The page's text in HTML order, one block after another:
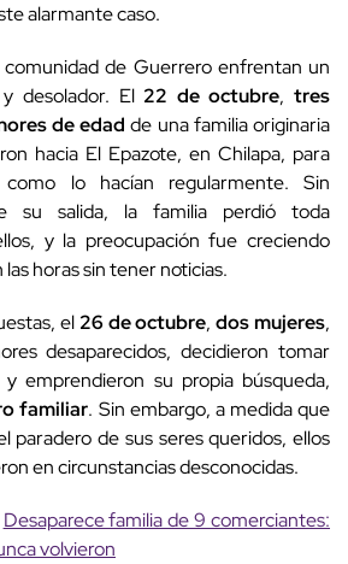
alarmante caso.
de Guerrero enfrentan un
desolador. El 22 de octubre, tres
de edad de una familia originaria
hacia El Epazote, en Chilapa, para
como lo hacían regularmente. Sin
su salida, la familia perdió toda
y la preocupación fue creciendo
horas sin tener noticias.
el 26 de octubre,dos mujeres,
desaparecidos, decidieron tomar
emprendieron su propia búsqueda,
familiar. Sin embargo, a medida que
paradero de sus seres queridos, ellos
en circunstancias desconocidas.
Desaparece familia de 9 comerciantes:
volvieron